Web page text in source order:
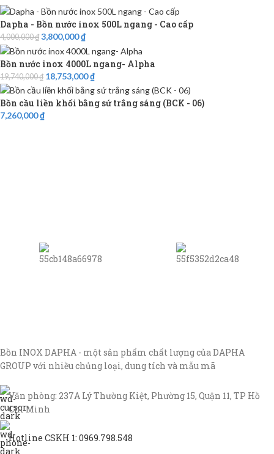
Dapha - Bồn nước inox 500L ngang - Cao cấp
4,000,000₫ 3,800,000₫
Bồn nước inox 4000L ngang- Alpha
19,740,000₫ 18,753,000₫
Bồn cầu liền khối bằng sứ trắng sáng (BCK - 06)
7,260,000₫
Bồn INOX DAPHA - một sản phẩm chất lượng của DAPHA
GROUP với nhiều chủng loại, dung tích và mẫu mã
Văn phòng: 237A Lý Thường Kiệt, Phường 15, Quận 11, TP Hồ
Chí Minh
Hotline CSKH 1: 0969.798.548